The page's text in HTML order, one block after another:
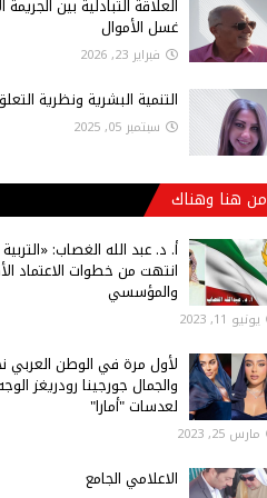
العلاقة التبادلية بين
غسل الأموال
فبراير 23, 2026
التنمية البشرية ونظرية
سبتمبر 05, 2025
من هنا وهناك
أ‌. د. عبد الله الغصاب:
انتهت من خطوات الاعتماد
والمؤسسي
يونيو 11, 2023
لأول مرة في الوطن العربي
والجمال جورجينا رودريغز
لعدسات "أمارا"
مارس 25, 2023
الاعلامي الجامع